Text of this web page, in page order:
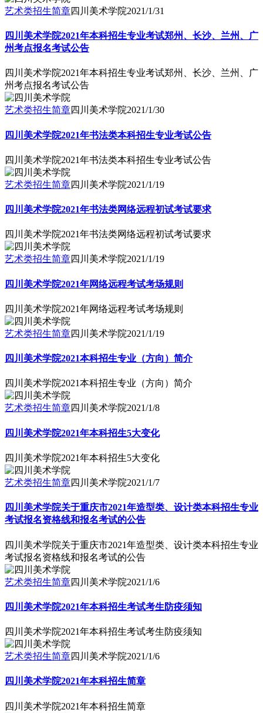
艺术类招生简章四川美术学院2021/1/31
四川美术学院2021年本科招生专业考试郑州、长沙、兰州、广
州考点报名考试公告
四川美术学院2021年本科招生专业考试郑州、长沙、兰州、广
州考点报名考试公告
艺术类招生简章四川美术学院2021/1/30
四川美术学院2021年书法类本科招生专业考试公告
四川美术学院2021年书法类本科招生专业考试公告
艺术类招生简章四川美术学院2021/1/19
四川美术学院2021年书法类网络远程初试考试要求
四川美术学院2021年书法类网络远程初试考试要求
艺术类招生简章四川美术学院2021/1/19
四川美术学院2021年网络远程考试考场规则
四川美术学院2021年网络远程考试考场规则
艺术类招生简章四川美术学院2021/1/19
四川美术学院2021本科招生专业（方向）简介
四川美术学院2021本科招生专业（方向）简介
艺术类招生简章四川美术学院2021/1/8
四川美术学院2021年本科招生5大变化
四川美术学院2021年本科招生5大变化
艺术类招生简章四川美术学院2021/1/7
四川美术学院关于重庆市2021年造型类、设计类本科招生专业
考试报名资格线和报名考试的公告
四川美术学院关于重庆市2021年造型类、设计类本科招生专业
考试报名资格线和报名考试的公告
艺术类招生简章四川美术学院2021/1/6
四川美术学院2021年本科招生考试考生防疫须知
四川美术学院2021年本科招生考试考生防疫须知
艺术类招生简章四川美术学院2021/1/6
四川美术学院2021年本科招生简章
四川美术学院2021年本科招生简章